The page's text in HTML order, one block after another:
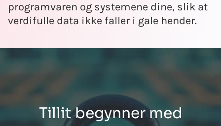
programvaren og systemene dine, slik at
verdifulle data ikke faller i gale hender.
Tillit begynner med